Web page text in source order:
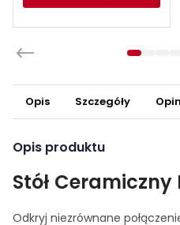
Opis Szczegóły
Opis produktu
Stół Ceramiczny
Odkryj niezrównane